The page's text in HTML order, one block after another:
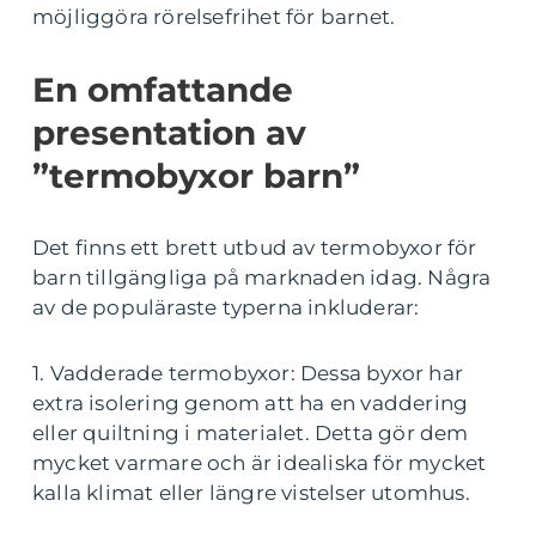
möjliggöra rörelsefrihet för barnet.
En omfattande
presentation av
”termobyxor barn”
Det finns ett brett utbud av termobyxor för
barn tillgängliga på marknaden idag. Några
av de populäraste typerna inkluderar:
1. Vadderade termobyxor: Dessa byxor har
extra isolering genom att ha en vaddering
eller quiltning i materialet. Detta gör dem
mycket varmare och är idealiska för mycket
kalla klimat eller längre vistelser utomhus.